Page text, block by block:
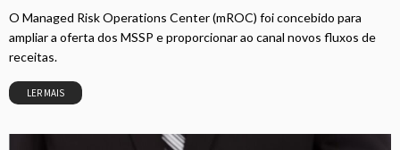
O Managed Risk Operations Center (mROC) foi concebido para
ampliar a oferta dos MSSP e proporcionar ao canal novos fluxos de
receitas.
LER MAIS